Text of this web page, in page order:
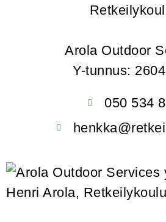
Arola Outdoor
Y-tunnus:
050 534